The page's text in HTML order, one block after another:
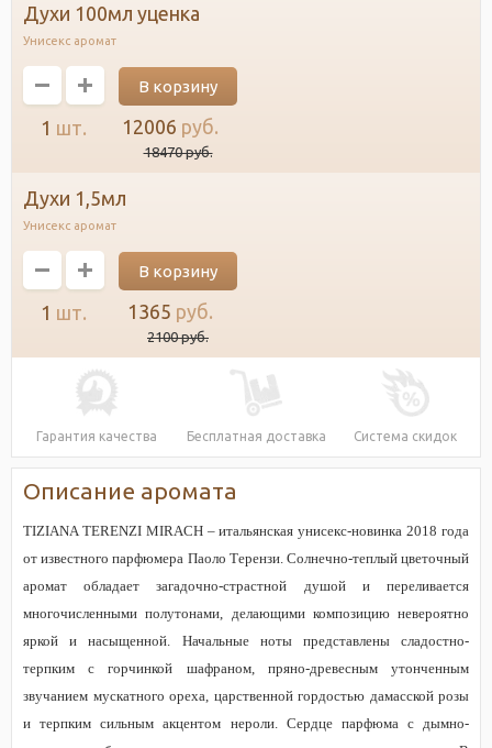
духи 100мл уценка
Унисекс аромат
1 шт. 12006 руб.
18470руб.
духи 1,5мл
Унисекс аромат
1 шт. 1365 руб.
2100руб.
Гарантия качества Бесплатная доставка Система скидок
Описание аромата
TIZIANA TERENZI MIRACH – итальянская унисекс-новинка 2018 года
от известного парфюмера Паоло Терензи. Солнечно-теплый цветочный
аромат обладает загадочно-страстной душой и переливается
многочисленными полутонами, делающими композицию невероятно
яркой и насыщенной. Начальные ноты представлены сладостно-
терпким с горчинкой шафраном, пряно-древесным утонченным
звучанием мускатного ореха, царственной гордостью дамасской розы
и терпким сильным акцентом нероли. Сердце парфюма с дымно-